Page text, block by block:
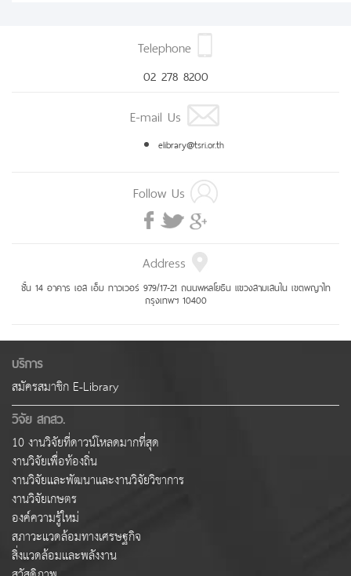
Telephone
02 278 8200
E-mail Us
elibrary@tsri.or.th
Follow Us
Address
ชั้น 14 อาคาร เอส เอ็ม ทาวเวอร์ 979/17-21 ถนนพหลโยธิน แขวงสามเสนใน เขตพญาไท
กรุงเทพฯ 10400
บริการ
สมัครสมาชิก E-Library
วิจัย สกสว.
10 งานวิจัยที่ดาวน์โหลดมากที่สุด
งานวิจัยเพื่อท้องถิ่น
งานวิจัยและพัฒนาและงานวิจัยวิชาการ
งานวิจัยเกษตร
องค์ความรู้ใหม่
สภาวะแวดล้อมทางเศรษฐกิจ
สิ่งแวดล้อมและพลังงาน